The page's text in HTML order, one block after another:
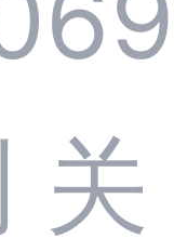
行
关